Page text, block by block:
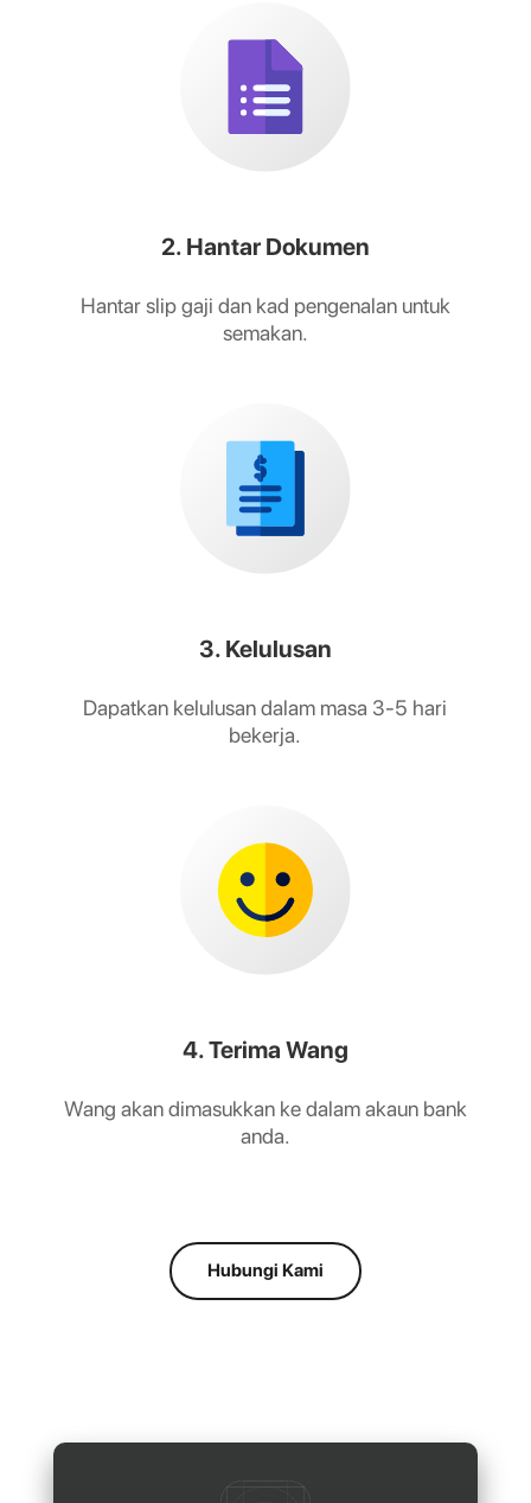
2. Hantar Dokumen
Hantar slip gaji dan kad pengenalan untuk
semakan.
3. Kelulusan
Dapatkan kelulusan dalam masa 3-5 hari
bekerja.
4. Terima Wang
Wang akan dimasukkan ke dalam akaun bank
anda.
Hubungi Kami